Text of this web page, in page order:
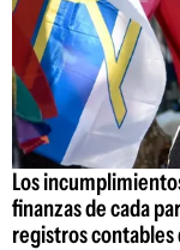
Los
finanzas de cada
registros